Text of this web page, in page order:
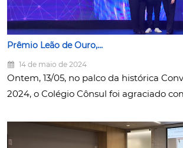
Prêmio Leão de Ouro,...
14 de maio de 2024
Ontem, 13/05, no palco da histórica
2024, o Colégio Cônsul foi agraciado